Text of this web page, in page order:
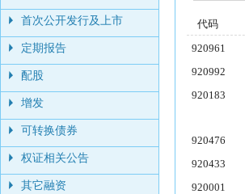
首次公开发行及上市
定期报告
配股
增发
可转换债券
权证相关公告
其它融资
代码
920961
920992
920183
920476
920433
920001